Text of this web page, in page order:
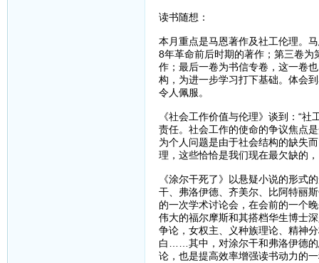
读书随想：
本月重点是马恩著作及社工伦理。
8年革命前后时期的著作；第三卷
作；最后一卷为书信专卷，这一卷
构，为进一步学习打下基础。体会
令人佩服。
《社会工作价值与伦理》谈到：“
责任。社会工作的使命的争议焦点
为个人问题是由于社会结构的缺失
理，这些恰恰是我们现在最欠缺的
《涂尔干死了》以悬疑小说的形式
干、弗洛伊德、齐美尔、比阿特丽
的一次学术讨论会，在会前的一个
伟大的福尔摩斯和其搭档华生博士
争论，女权主、义种族理论、精神
白……其中，对涂尔干和弗洛伊德的
论，也是提高效率增强读书动力的